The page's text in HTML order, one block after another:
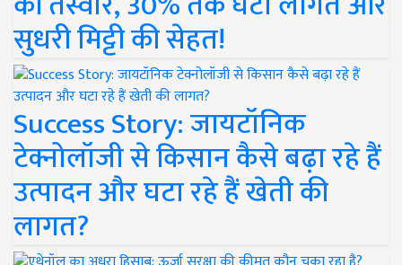
सुधरी मिट्टी की सेहत!
Success Story: जायटॉनिक
टेक्नोलॉजी से किसान कैसे बढ़ा रहे हैं
उत्पादन और घटा रहे हैं खेती की
लागत?